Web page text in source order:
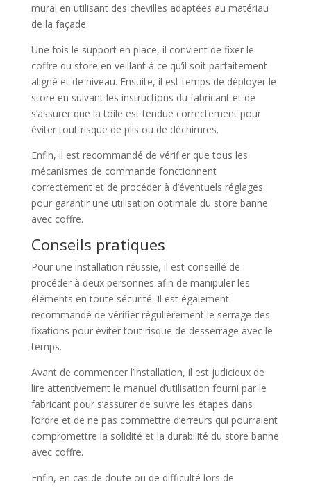
mural en utilisant des chevilles adaptées au matériau
de la façade.
Une fois le support en place, il convient de fixer le
coffre du store en veillant à ce qu’il soit parfaitement
aligné et de niveau. Ensuite, il est temps de déployer le
store en suivant les instructions du fabricant et de
s’assurer que la toile est tendue correctement pour
éviter tout risque de plis ou de déchirures.
Enfin, il est recommandé de vérifier que tous les
mécanismes de commande fonctionnent
correctement et de procéder à d’éventuels réglages
pour garantir une utilisation optimale du store banne
avec coffre.
Conseils pratiques
Pour une installation réussie, il est conseillé de
procéder à deux personnes afin de manipuler les
éléments en toute sécurité. Il est également
recommandé de vérifier régulièrement le serrage des
fixations pour éviter tout risque de desserrage avec le
temps.
Avant de commencer l’installation, il est judicieux de
lire attentivement le manuel d’utilisation fourni par le
fabricant pour s’assurer de suivre les étapes dans
l’ordre et de ne pas commettre d’erreurs qui pourraient
compromettre la solidité et la durabilité du store banne
avec coffre.
Enfin, en cas de doute ou de difficulté lors de